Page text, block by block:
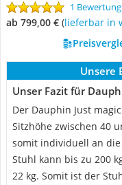
1
ab 799,00 € ( Lieferbar in
Unsere
Unser Fazit für
Der Dauphin Just
Sitzhöhe zwischen 40
somit individuell an die
Stuhl kann bis zu 200
22 kg. Somit ist der